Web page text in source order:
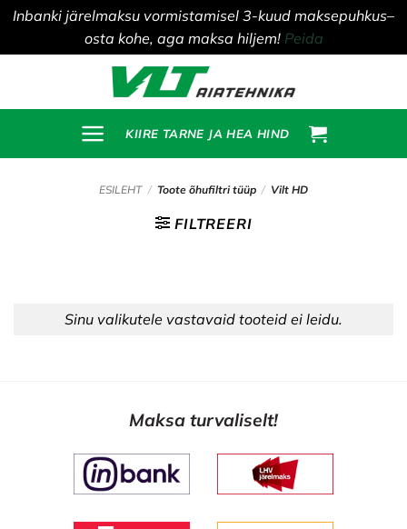
Inbanki järelmaksu vormistamisel 3-kuud maksepuhkus–
osta kohe, aga maksa hiljem! Peida
content
KIIRE TARNE JA HEA HIND
ESILEHT / Toote õhufiltri tüüp / Vilt HD
FILTREERI
Sinu valikutele vastavaid tooteid ei leidu.
Maksa turvaliselt!